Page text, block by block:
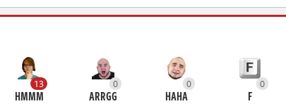
13
HMMM
0
ARRGG
0
HAHA
0
F